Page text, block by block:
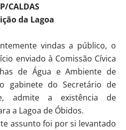
CALDAS
da Lagoa
vindas a público, o
enviado à Comissão Cívica
de Água e Ambiente de
gabinete do Secretário de
admite a existência de
a Lagoa de Óbidos.
assunto foi por si levantado